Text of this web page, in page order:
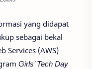
yang didapat
sebagai bekal
Services (AWS)
Girls’ Tech Day